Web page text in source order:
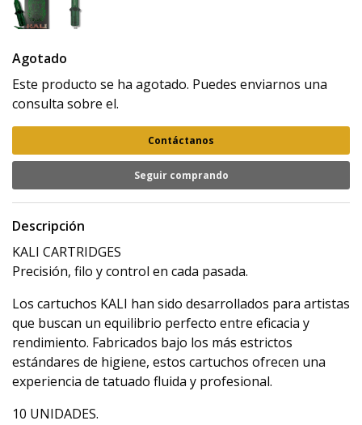
Agotado
Este producto se ha agotado. Puedes enviarnos una
consulta sobre el.
Contáctanos
Seguir comprando
Descripción
KALI CARTRIDGES
Precisión, filo y control en cada pasada.
Los cartuchos KALI han sido desarrollados para artistas
que buscan un equilibrio perfecto entre eficacia y
rendimiento. Fabricados bajo los más estrictos
estándares de higiene, estos cartuchos ofrecen una
experiencia de tatuado fluida y profesional.
10 UNIDADES.